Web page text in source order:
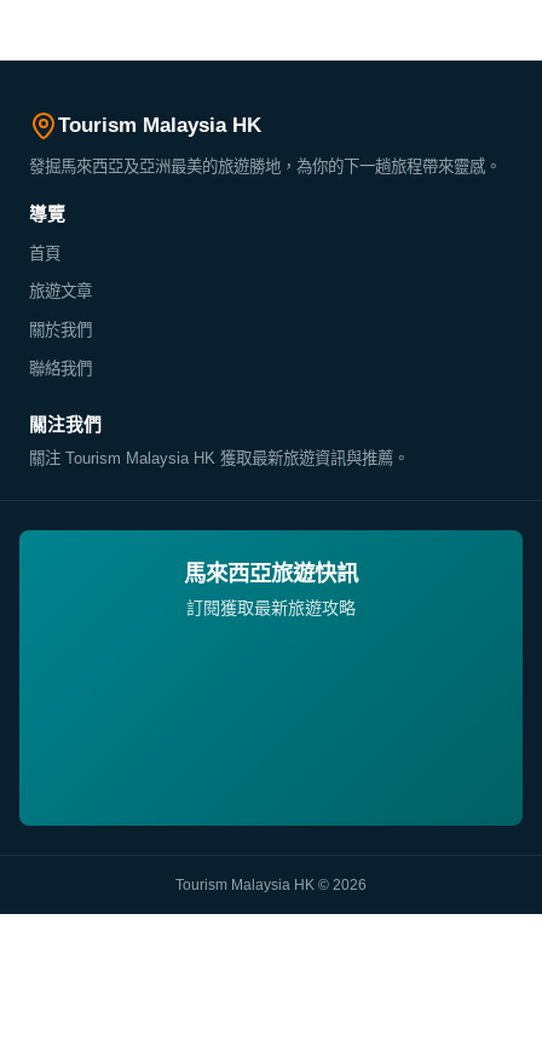
Tourism Malaysia HK
發掘馬來西亞及亞洲最美的旅遊勝地，為你的下一趟旅程帶來靈感。
導覽
首頁
旅遊文章
關於我們
聯絡我們
關注我們
關注 Tourism Malaysia HK 獲取最新旅遊資訊與推薦。
馬來西亞旅遊快訊
訂閱獲取最新旅遊攻略
Tourism Malaysia HK © 2026